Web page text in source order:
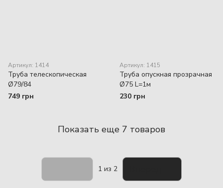
Артикул: 1414
Труба телескопическая
Ø79/84
749 грн
Артикул: 1415
Труба опускная прозрачная
Ø75 L=1м
230 грн
Показать еще 7 товаров
1 из 2